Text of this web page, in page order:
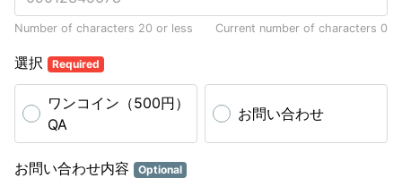
Number of characters 20 or less Current number of characters 0
選択 Required
ワンコイン（500円）
QA
お問い合わせ
お問い合わせ内容 Optional